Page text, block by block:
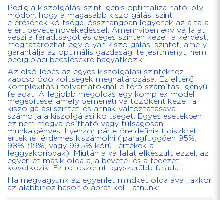
Pedig a kiszolgálási szint igenis optimalizálható, oly
módon, hogy a magasabb kiszolgálási szint
elérésének költségei összhangban legyenek az általa
elért bevételnövekedéssel. Amennyiben egy vállalat
veszi a fáradtságot és céges szinten kezeli a kérdést,
meghatározhat egy olyan kiszolgálási szintet, amely
garantálja az optimális gazdasági teljesítményt, nem
pedig piaci becslésekre hagyatkozik.
Az első lépés az egyes kiszolgálási szintekhez
kapcsolódó költségek meghatározása. Ez eltérő
komplexitású folyamatoknál eltérő számítási igényű
feladat. A legjobb megoldás egy komplex modell
megépítése, amely bemeneti változóként kezeli a
kiszolgálási szintet, és annak változtatásával
számolja a kiszolgálási költséget. Egyes esetekben
ez nem megvalósítható vagy túlságosan
munkaigényes. Ilyenkor pár előre definiált diszkrét
értéknél érdemes kiszámolni (iparágfüggően 95%,
98%, 99%, vagy 99,5% körüli értékek a
leggyakoribbak). Miután a vállalat elkészült ezzel, az
egyenlet másik oldala, a bevétel és a fedezet
következik. Ez rendszerint egyszerűbb feladat.
Ha megvagyunk az egyenlet mindkét oldalával, akkor
az alábbihoz hasonló ábrát kell látnunk: